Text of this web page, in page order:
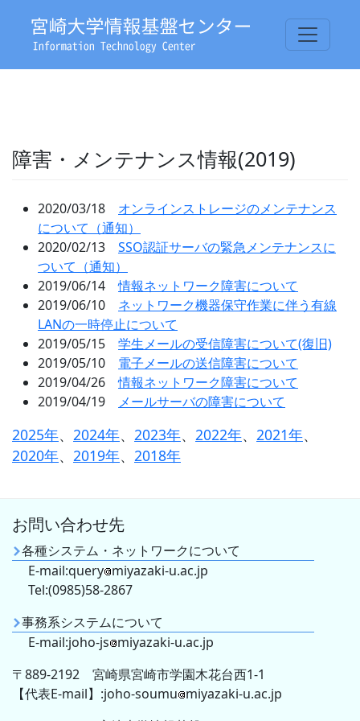
障害・メンテナンス情報(2019)
2020/03/18 オンラインストレージのメンテナンス
について（通知）
2020/02/13 SSO認証サーバの緊急メンテナンスに
ついて（通知）
2019/06/14情報ネットワーク障害について
2019/06/10 ネットワーク機器保守作業に伴う有線
LANの一時停止について
2019/05/15 学生メールの受信障害について(復旧)
2019/05/10 電子メールの送信障害について
2019/04/26情報ネットワーク障害について
2019/04/19 メールサーバの障害について
2025年、 2024年、 2023年、 2022年、 2021年、
2020年、 2019年、 2018年
お問い合わせ先
各種システム・ネットワークについて
E-mail:query miyazaki-u.ac.jp
Tel:(0985)58-2867
事務系システムについて
E-mail:joho-js miyazaki-u.ac.jp
〒889-2192 宮崎県宮崎市学園木花台西1-1
【代表E-mail】:joho-soumu miyazaki-u.ac.jp